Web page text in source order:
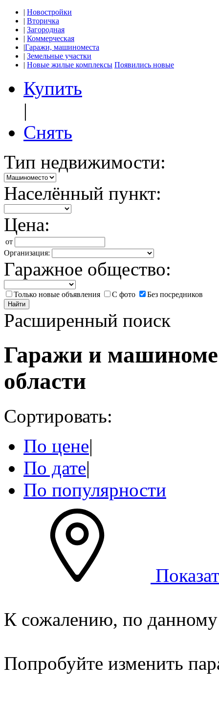
| Новостройки
| Вторичка
| Загородная
| Коммерческая
|Гаражи, машиноместа
| Земельные участки
| Новые жилые комплексы Появились новые
Купить
|
Снять
Тип недвижимости:
Населённый пункт:
Цена:
от
Организация:
Гаражное общество:
Только новые объявления С фото Без посредников
Найти
Расширенный поиск
Гаражи и
области
Сортировать:
По цене|
По дате|
По популярности
К сожалению, по данному
Попробуйте изменить